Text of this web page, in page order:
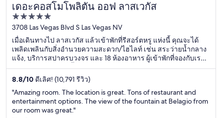
เดอะคอสโมโพลิตัน ออฟ ลาสเวกัส
5
out
of
5
3708 Las Vegas Blvd S Las Vegas NV
เมื่อเดินทางไป ลาสเวกัส แล้วเข้าพักที่รีสอร์ตหรู แห่งนี้ คุณจะได้
เพลิดเพลินกับสิ่งอำนวยความสะดวก/ไฮไลท์ เช่น สระว่ายน้ำกลาง
แจ้ง, บริการสปาครบวงจร และ 18 ห้องอาหาร ผู้เข้าพักที่จองกับเรา
รีวิวว่าชอบสระว่ายน้ำและร้านอาหารเป็นพิเศษ ที่เที่ยวยอดนิยมใน
บริเวณใกล้เคียง ได้แก่ คาสิโนคอสโมโพลิแทน และ คาสิโนเบลลา
จิโอ
8.8/10 ดีเลิศ! (10,791 รีวิว)
"Amazing room. The location is great. Tons of restaurant and
entertainment options. The view of the fountain at Belagio from
our room was great."